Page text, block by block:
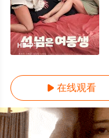
HD中字
 在线观看